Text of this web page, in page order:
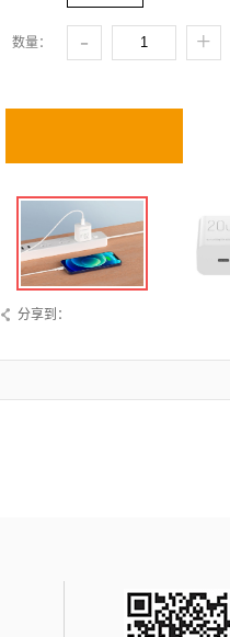
数量： - +
分享到：